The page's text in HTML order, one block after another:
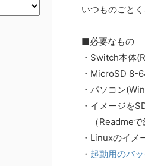
いつものごとく
■必要なもの
・Switch本体
・MicroSD 8-
・パソコン
・イメージを
（Readmeで
・Linuxのイメ
・ 起動用のバ